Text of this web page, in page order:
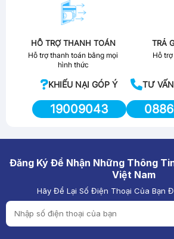
HỖ TRỢ THANH TOÁN
Hỗ trợ thanh toán bằng mọi
hình thức
TRẢ
Hỗ
KHIẾU NẠI GÓP Ý
19009043
TƯ
Đăng Ký Để Nhận Những Thông
Việt Nam
Hãy Để Lại Số Điện Thoại Của Bạn